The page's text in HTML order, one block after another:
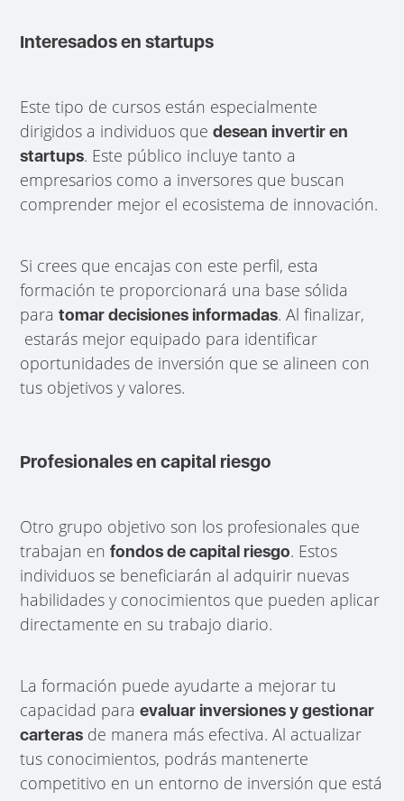
Interesados en startups
Este tipo de cursos están especialmente
dirigidos a individuos quedesean invertir en
startups. Este público incluye tanto a
empresarios como a inversores que buscan
comprender mejor el ecosistema de innovación.
Si crees que encajas con este perfil, esta
formación te proporcionará una base sólida
paratomar decisiones informadas. Al finalizar,
estarás mejor equipado para identificar
oportunidades de inversión que se alineen con
tus objetivos y valores.
Profesionales en capital riesgo
Otro grupo objetivo son los profesionales que
trabajan enfondos de capital riesgo. Estos
individuos se beneficiarán al adquirir nuevas
habilidades y conocimientos que pueden aplicar
directamente en su trabajo diario.
La formación puede ayudarte a mejorar tu
capacidad paraevaluar inversiones y gestionar
carteras de manera más efectiva. Al actualizar
tus conocimientos, podrás mantenerte
competitivo en un entorno de inversión que está